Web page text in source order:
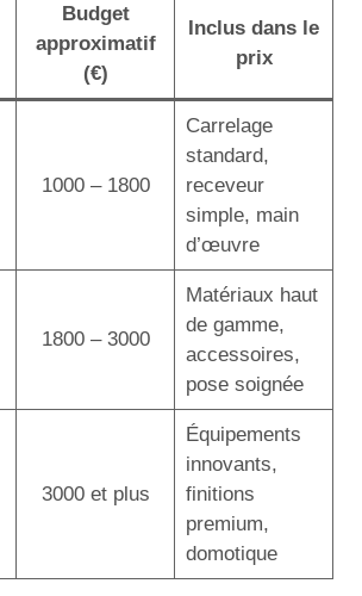
Budget
approximatif
(€)
Inclus dans le
prix
1000 – 1800
Carrelage
standard,
receveur
simple, main
d’œuvre
1800 – 3000
Matériaux haut
de gamme,
accessoires,
pose soignée
3000 et plus
Équipements
innovants,
finitions
premium,
domotique